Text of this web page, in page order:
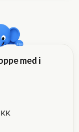
med i